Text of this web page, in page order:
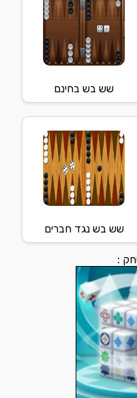
שש בש בחינם
שש בש נגד חברים
: